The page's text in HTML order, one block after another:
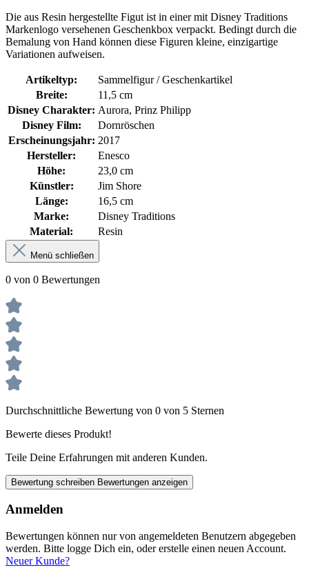
Die aus Resin hergestellte Figut ist in einer mit Disney Traditions
Markenlogo versehenen Geschenkbox verpackt. Bedingt durch die
Bemalung von Hand können diese Figuren kleine, einzigartige
Variationen aufweisen.
Artikeltyp:
Sammelfigur / Geschenkartikel
Breite:
11,5 cm
Disney Charakter: Aurora, Prinz Philipp
Disney Film:
Dornröschen
Erscheinungsjahr: 2017
Hersteller:
Enesco
Höhe:
23,0 cm
Künstler:
Jim Shore
Länge:
16,5 cm
Marke:
Disney Traditions
Material:
Resin
Menü schließen
0 von 0 Bewertungen
Durchschnittliche Bewertung von 0 von 5 Sternen
Bewerte dieses Produkt!
Teile Deine Erfahrungen mit anderen Kunden.
Bewertung schreiben Bewertungen anzeigen
Anmelden
Bewertungen können nur von angemeldeten Benutzern abgegeben
werden. Bitte logge Dich ein, oder erstelle einen neuen Account.
Neuer Kunde?